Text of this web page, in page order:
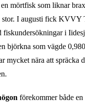
mörtfisk som liknar
stor. I augusti fick KVVY
fiskundersökningar i
björkna som vägde
mycket nära att spräcka
förekommer både